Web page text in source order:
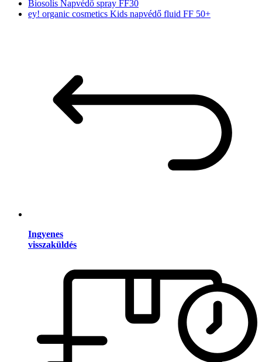
Biosolis Napvédő spray FF30
ey! organic cosmetics Kids napvédő fluid FF 50+
Ingyenes
visszaküldés